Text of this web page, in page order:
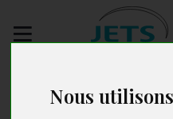
Nous
manuscrit